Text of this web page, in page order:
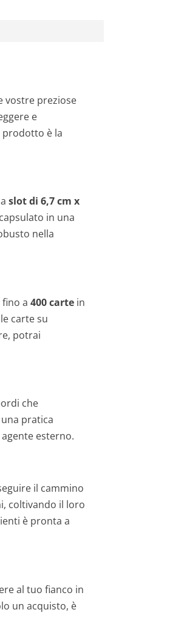
vostre preziose
e
prodotto è la
slot di 6,7 ​​cm x
in una
nella
a 400 carte in
carte su
potrai
che
pratica
esterno.
il cammino
coltivando il loro
è pronta a
al tuo fianco in
un acquisto, è